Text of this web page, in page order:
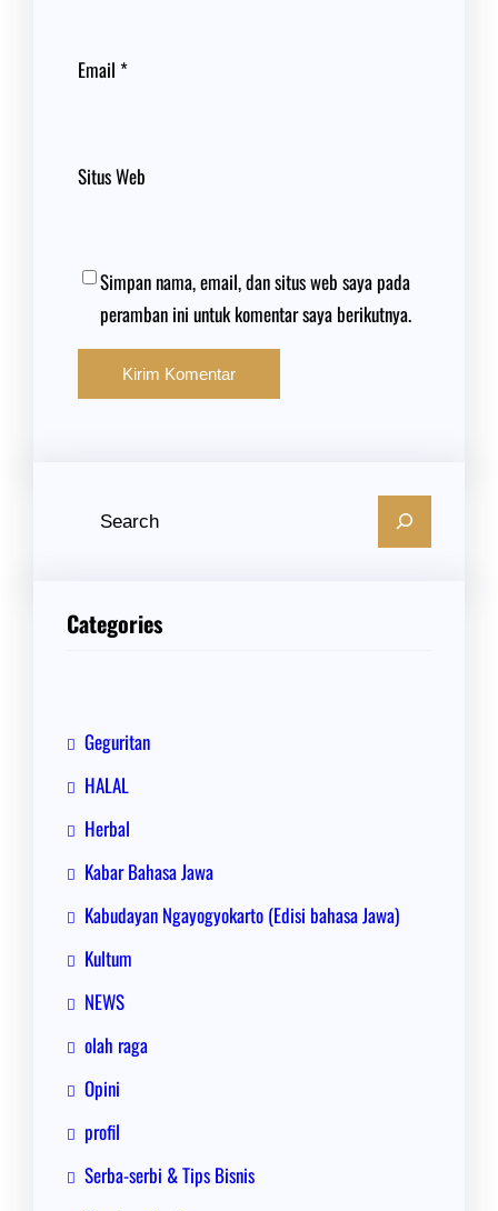
Email *
Situs Web
Simpan nama, email, dan situs web saya pada
peramban ini untuk komentar saya berikutnya.
Categories
Geguritan
HALAL
Herbal
Kabar Bahasa Jawa
Kabudayan Ngayogyokarto (Edisi bahasa Jawa)
Kultum
NEWS
olah raga
Opini
profil
Serba-serbi & Tips Bisnis